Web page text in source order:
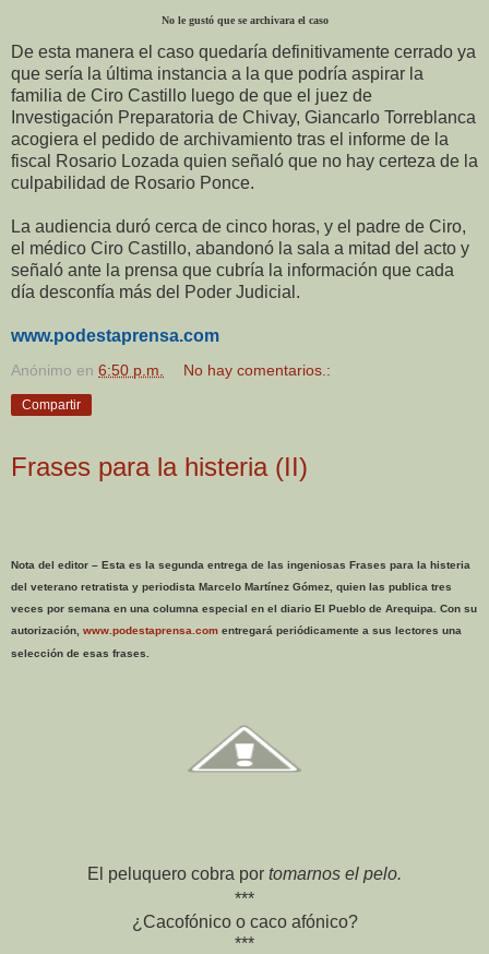
No le gustó que se archivara el caso
De esta manera el caso quedaría definitivamente cerrado ya
que sería la última instancia a la que podría aspirar la
familia de Ciro Castillo luego de que el juez de
Investigación Preparatoria de Chivay, Giancarlo Torreblanca
acogiera el pedido de archivamiento tras el informe de la
fiscal Rosario Lozada quien señaló que no hay certeza de la
culpabilidad de Rosario Ponce.
La audiencia duró cerca de cinco horas, y el padre de Ciro,
el médico Ciro Castillo, abandonó la sala a mitad del acto y
señaló ante la prensa que cubría la información que cada
día desconfía más del Poder Judicial.
www.podestaprensa.com
Anónimo en 6:50 p.m. No hay comentarios.:
Compartir
Frases para la histeria (II)
Nota del editor – Esta es la segunda entrega de las ingeniosas Frases para la histeria
del veterano retratista y periodista Marcelo Martínez Gómez, quien las publica tres
veces por semana en una columna especial en el diario El Pueblo de Arequipa. Con su
autorización, www.podestaprensa.com entregará periódicamente a sus lectores una
selección de esas frases.
El peluquero cobra por tomarnos el pelo.
***
¿Cacofónico o caco afónico?
***